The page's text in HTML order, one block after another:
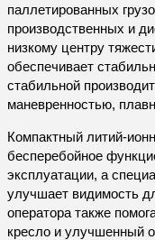
паллетированных
производственных и
низкому центру
обеспечивает
стабильной
маневренностью,
Компактный литий-
бесперебойное
эксплуатации, а
улучшает видимость
оператора также
кресло и улучшенный